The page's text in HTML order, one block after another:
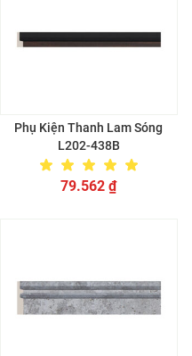
Phụ Kiện Thanh Lam Sóng
L202-438B
79.562₫